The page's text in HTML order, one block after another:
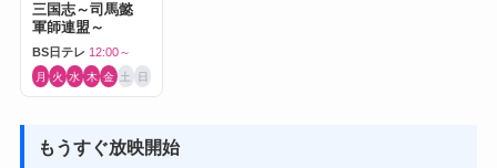
三国志～司馬懿
軍師連盟～
BS日テレ 12:00～
月 火 水 木 金 土 日
もうすぐ放映開始